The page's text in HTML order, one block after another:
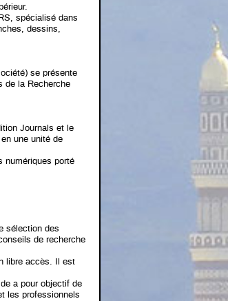
spécialisé dans
dessins,
se présente
de la Recherche
Journals et le
une unité de
numériques porté
sélection des
de recherche
libre accès. Il est
a pour objectif de
les professionnels